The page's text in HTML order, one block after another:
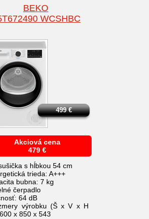
BEKO
WCSHBC
Akciová cena
479 €
s hĺbkou 54 cm
trieda: A+++
bubna: 7 kg
čerpadlo
64 dB
výrobku (Š x V x H
x 850 x 543
499€